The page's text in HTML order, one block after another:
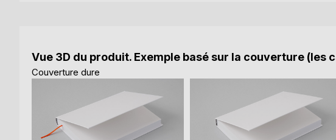
Vue 3D du produit. Exemple basé sur la couverture
Couverture dure